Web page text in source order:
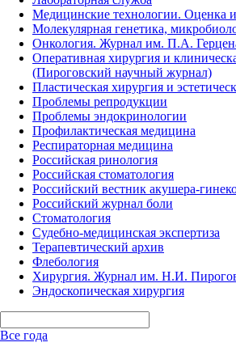
Медицинские технологии. Оценка
Молекулярная генетика,
Онкология. Журнал им. П.А.
Оперативная хирургия и
(Пироговский научный журнал)
Пластическая хирургия и
Проблемы репродукции
Проблемы эндокринологии
Профилактическая медицина
Респираторная медицина
Российская ринология
Российская стоматология
Российский вестник акушера-
Российский журнал боли
Стоматология
Судебно-медицинская экспертиза
Терапевтический архив
Флебология
Хирургия. Журнал им. Н.И.
Эндоскопическая хирургия
Все года